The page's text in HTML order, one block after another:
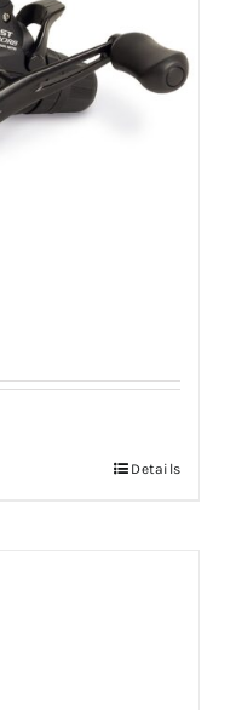
Details